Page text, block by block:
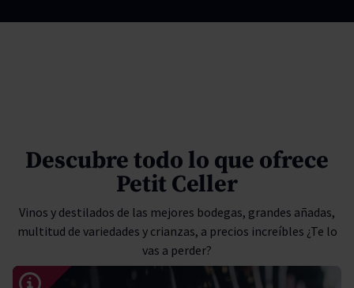
Descubre todo lo que ofrece
Petit Celler
Vinos y destilados de las mejores bodegas, grandes añadas,
multitud de variedades y crianzas, a precios increíbles ¿Te lo
vas a perder?